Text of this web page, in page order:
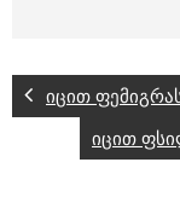
იცით
იცით